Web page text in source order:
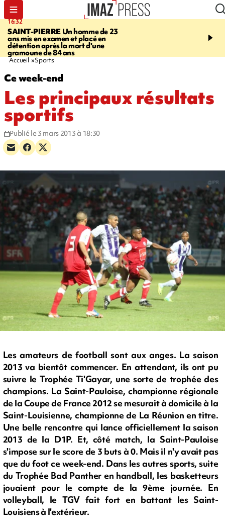
16:32
SAINT-PIERREUn homme de 23
ans mis en examen et placé en
détention après la mort d'une
gramoune de 84 ans
21:08
et Turquie scellent un
Accueil Sports
Ce week-end
Les principaux résultats
sportifs
Publié le 3 mars 2013 à 18:30
Les amateurs de football sont aux anges. La saison
2013 va bientôt commencer. En attendant, ils ont pu
suivre le Trophée Ti'Gayar, une sorte de trophée des
champions. La Saint-Pauloise, championne régionale
de la Coupe de France 2012 se mesurait à domicile à la
Saint-Louisienne, championne de La Réunion en titre.
Une belle rencontre qui lance officiellement la saison
2013 de la D1P. Et, côté match, la Saint-Pauloise
s'impose sur le score de 3 buts à 0. Mais il n'y avait pas
que du foot ce week-end. Dans les autres sports, suite
du Trophée Bad Panther en handball, les basketteurs
jouaient pour le compte de la 9ème journée. En
volleyball, le TGV fait fort en battant les Saint-
Louisiens à l'extérieur.